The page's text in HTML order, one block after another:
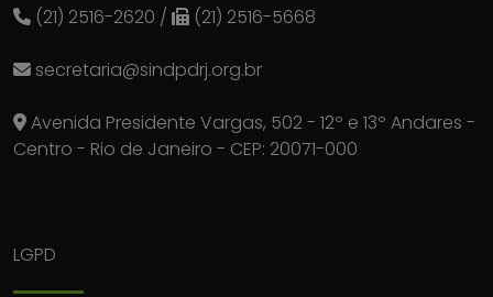
(21) 2516-2620 / (21) 2516-5668
secretaria@sindpdrj.org.br
Avenida Presidente Vargas, 502 - 12º e 13º Andares -
Centro - Rio de Janeiro - CEP: 20071-000
LGPD